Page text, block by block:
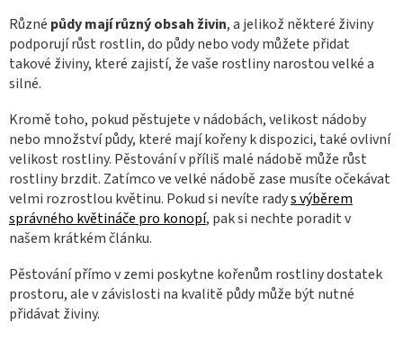
Různé půdy mají různý obsah živin, a jelikož některé živiny
podporují růst rostlin, do půdy nebo vody můžete přidat
takové živiny, které zajistí, že vaše rostliny narostou velké a
silné.
Kromě toho, pokud pěstujete v nádobách, velikost nádoby
nebo množství půdy, které mají kořeny k dispozici, také ovlivní
velikost rostliny. Pěstování v příliš malé nádobě může růst
rostliny brzdit. Zatímco ve velké nádobě zase musíte očekávat
velmi rozrostlou květinu. Pokud si nevíte radys výběrem
správného květináče pro konopí, pak si nechte poradit v
našem krátkém článku.
Pěstování přímo v zemi poskytne kořenům rostliny dostatek
prostoru, ale v závislosti na kvalitě půdy může být nutné
přidávat živiny.